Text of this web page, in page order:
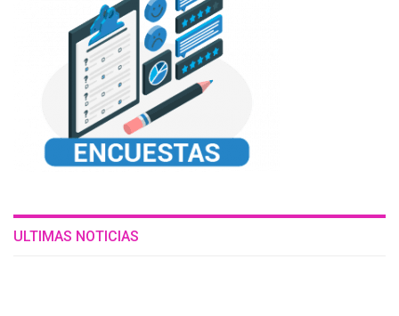
ULTIMAS NOTICIAS